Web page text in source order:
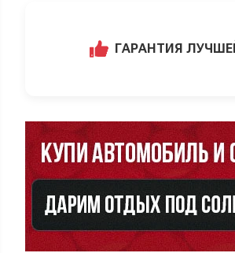
ГАРАНТИЯ